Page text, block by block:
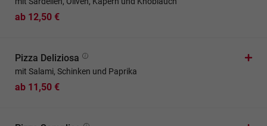
ab 12,50 €
Pizza Deliziosa
mit Salami, Schinken und Paprika
ab 11,50 €